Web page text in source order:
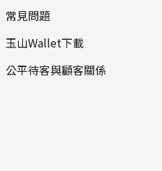
常見問題
玉山Wallet下載
公平待客與顧客關係